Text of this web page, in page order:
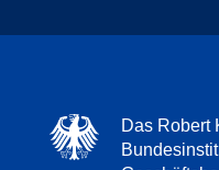
Das Robert